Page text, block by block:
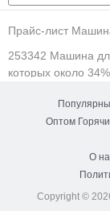
Цена Машина для
Цена Машина для
Цена Машина для
Цена Заполняющая
Цена Упаковочное
Цена Заполнитель
Прайс-лист
253342 Машина
которых около
Упаковочная
Машина.Вы
атрибутам,
Автоматическая
форма, Тип
Лазерная головка
Оптом
О
Copyright ©